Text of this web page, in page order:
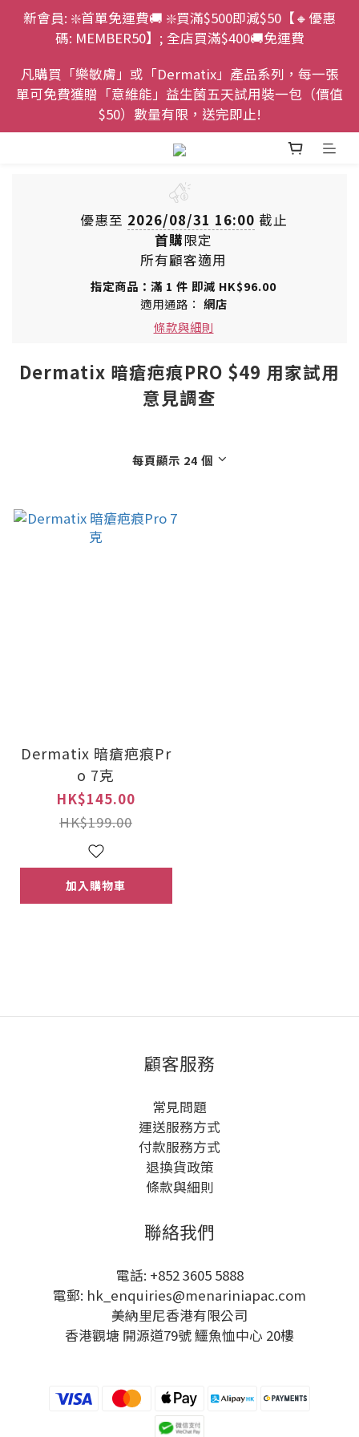
新會員: ❇️首單免運費🚚 ❇️買滿$500即減$50【🔸優惠
碼: MEMBER50】; 全店買滿$400🚚免運費
凡購買「樂敏膚」或「Dermatix」產品系列，每一張
單可免費獲贈「意維能」益生菌五天試用裝一包（價值
$50）數量有限，送完即止!
優惠至 2026/08/31 16:00 截止
首購限定
所有顧客適用
指定商品：滿 1 件 即減 HK$96.00
適用通路： 網店
條款與細則
Dermatix 暗瘡疤痕PRO $49 用家試用
意見調查
每頁顯示 24 個
Dermatix 暗瘡疤痕Pr
o 7克
HK$145.00
HK$199.00
加入購物車
顧客服務
常見問題
運送服務方式
付款服務方式
退換貨政策
條款與細則
聯絡我們
電話: +852 3605 5888
電郵: hk_enquiries@menariniapac.com
美納里尼香港有限公司
香港觀塘 開源道79號 鱷魚恤中心 20樓